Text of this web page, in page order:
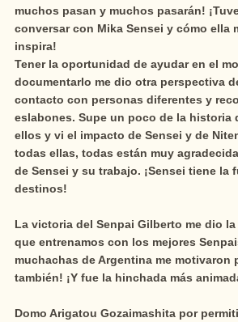
muchos pasan y muchos pasarán!
conversar con Mika Sensei y cómo ella
inspira!
Tener la oportunidad de ayudar en el
documentarlo me dio otra perspectiva
contacto con personas diferentes y
eslabones. Supe un poco de la historia
ellos y vi el impacto de Sensei y de
todas ellas, todas están muy
de Sensei y su trabajo. ¡Sensei tiene la
destinos!
La victoria del Senpai Gilberto me dio
que entrenamos con los mejores
muchachas de Argentina me motivaron
también! ¡Y fue la hinchada más
Domo Arigatou Gozaimashita por